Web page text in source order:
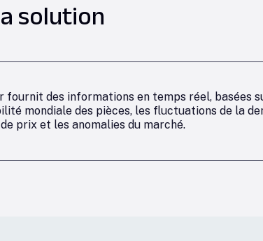
solution
fournit des informations en temps réel, basées
mondiale des pièces, les fluctuations de la
prix et les anomalies du marché.